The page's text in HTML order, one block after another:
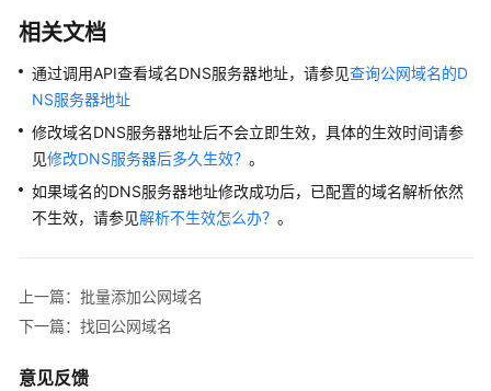
名
管
理
公
网
名
域
名
相关文档
通过调用API查看域名DNS服务器地址，请参见查询公网域名的D
NS服务器地址
修改域名DNS服务器地址后不会立即生效，具体的生效时间请参
见修改DNS服务器后多久生效？ 。
如果域名的DNS服务器地址修改成功后，已配置的域名解析依然
不生效，请参见解析不生效怎么办？ 。
上一篇：批量添加公网域名
下一篇：找回公网域名
意见反馈